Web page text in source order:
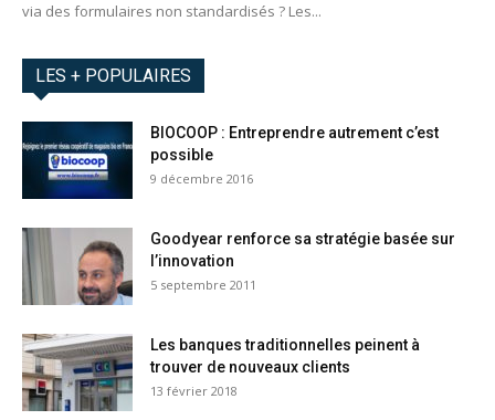
via des formulaires non standardisés ? Les...
LES + POPULAIRES
BIOCOOP : Entreprendre autrement c’est
possible
9 décembre 2016
Goodyear renforce sa stratégie basée sur
l’innovation
5 septembre 2011
Les banques traditionnelles peinent à
trouver de nouveaux clients
13 février 2018